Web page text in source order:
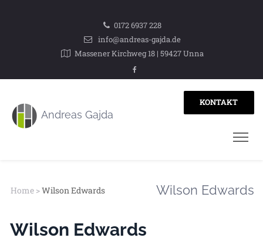
0172 6937 228
info@andreas-gajda.de
Massener Kirchweg 18 | 59427 Unna
KONTAKT
Home >Wilson Edwards Wilson Edwards
Wilson Edwards